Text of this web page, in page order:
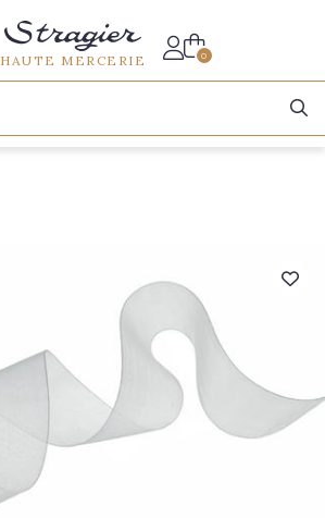
HAUTE MERCERIE 0